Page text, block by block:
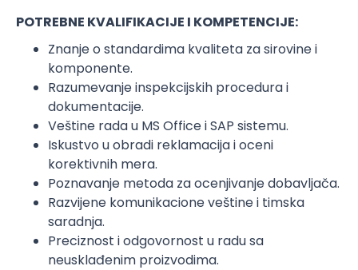
POTREBNE KVALIFIKACIJE I KOMPETENCIJE:
Znanje o standardima kvaliteta za sirovine i
komponente.
Razumevanje inspekcijskih procedura i
dokumentacije.
Veštine rada u MS Office i SAP sistemu.
Iskustvo u obradi reklamacija i oceni
korektivnih mera.
Poznavanje metoda za ocenjivanje dobavljača.
Razvijene komunikacione veštine i timska
saradnja.
Preciznost i odgovornost u radu sa
neusklađenim proizvodima.